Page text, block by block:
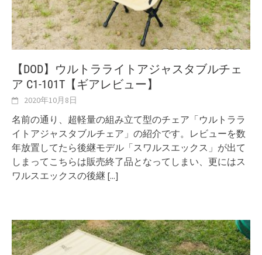
【DOD】ウルトラライトアジャスタブルチェ
ア C1-101T【ギアレビュー】
2020年10月8日
名前の通り、超軽量の組み立て型のチェア「ウルトララ
イトアジャスタブルチェア」の紹介です。レビューを数
年放置してたら後継モデル「スワルスエックス」が出て
しまってこちらは販売終了品となってしまい、更にはス
ワルスエックスの後継 [...]